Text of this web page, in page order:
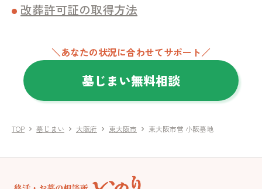
改葬許可証の取得方法
＼あなたの状況に合わせてサポート／
墓じまい無料相談
TOP chevron_right 墓じまい chevron_right 大阪府 chevron_right 東大阪市 chevron_right 東大阪市営 小阪墓地